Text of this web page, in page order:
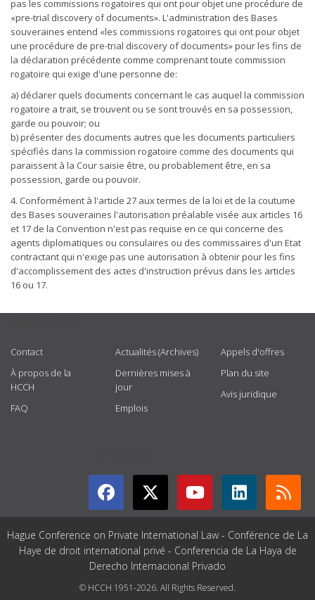
pas les commissions rogatoires qui ont pour objet une procédure de
«pre-trial discovery of documents». L'administration des Bases
souveraines entend «les commissions rogatoires qui ont pour objet
une procédure de pre-trial discovery of documents» pour les fins de
la déclaration précédente comme comprenant toute commission
rogatoire qui exige d'une personne de:
a) déclarer quels documents concernant le cas auquel la commission
rogatoire a trait, se trouvent ou se sont trouvés en sa possession,
garde ou pouvoir; ou
b) présenter des documents autres que les documents particuliers
spécifiés dans la commission rogatoire comme des documents qui
paraissent à la Cour saisie être, ou probablement être, en sa
possession, garde ou pouvoir.
4. Conformément à l'article 27 aux termes de la loi et de la coutume
des Bases souveraines l'autorisation préalable visée aux articles 16
et 17 de la Convention n'est pas requise en ce qui concerne des
agents diplomatiques ou consulaires ou des commissaires d'un Etat
contractant qui n'exige pas une autorisation à obtenir pour les fins
d'accomplissement des actes d'instruction prévus dans les articles
16 ou 17.
Contact
À propos de la
HCCH
FAQ
Actualités (Archives)
Dernières mises à
jour
Emplois
Appels d'offres
Plan du site
Avis juridique
Hague Conference on Private International Law - Conférence de La
Haye de droit international privé - Conferencia de La Haya de
Derecho Internacional Privado
© HCCH 1951-2026. All Rights Reserved.